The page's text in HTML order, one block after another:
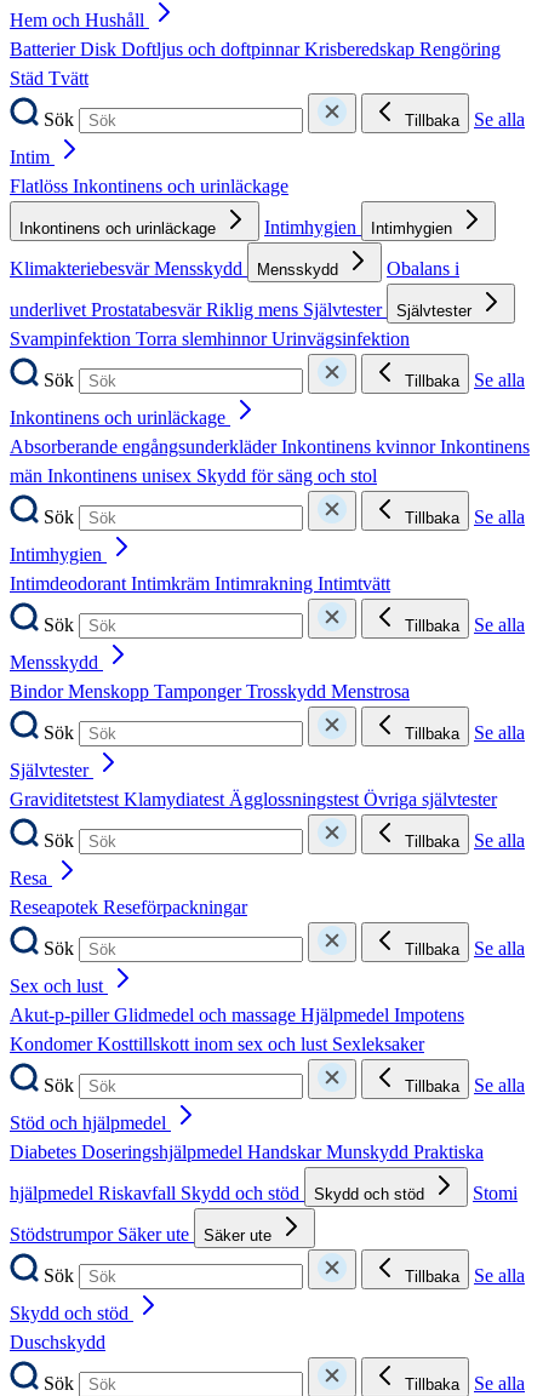
Hem och Hushåll
BatterierDisk Doftljus och doftpinnarKrisberedskap Rengöring
Städ Tvätt
Sök
Tillbaka
Se alla
Intim
Flatlöss Inkontinens och urinläckage
Inkontinens och urinläckage Intimhygien Intimhygien
KlimakteriebesvärMensskydd Mensskydd
Obalans i
underlivetProstatabesvärRiklig mens Självtester Självtester
Svampinfektion Torra slemhinnorUrinvägsinfektion
Sök
Tillbaka
Se alla
Inkontinens och urinläckage
Absorberande engångsunderkläderInkontinens kvinnorInkontinens
män Inkontinens unisex Skydd för säng och stol
Sök
Tillbaka
Se alla
Intimhygien
IntimdeodorantIntimkräm Intimrakning Intimtvätt
Sök
Tillbaka
Se alla
Mensskydd
BindorMenskopp TampongerTrosskydd Menstrosa
Sök
Tillbaka
Se alla
Självtester
GraviditetstestKlamydiatestÄgglossningstestÖvriga självtester
Sök
Tillbaka
Se alla
Resa
Reseapotek Reseförpackningar
Sök
Tillbaka
Se alla
Sex och lust
Akut-p-pillerGlidmedel och massage Hjälpmedel Impotens
KondomerKosttillskott inom sex och lust Sexleksaker
Sök
Tillbaka
Se alla
Stöd och hjälpmedel
Diabetes Doseringshjälpmedel HandskarMunskydd Praktiska
hjälpmedel Riskavfall Skydd och stöd Skydd och stöd
Stomi
Stödstrumpor Säker ute Säker ute
Sök Tillbaka
Se alla
Skydd och stöd
Duschskydd
Sök
Tillbaka
Se alla